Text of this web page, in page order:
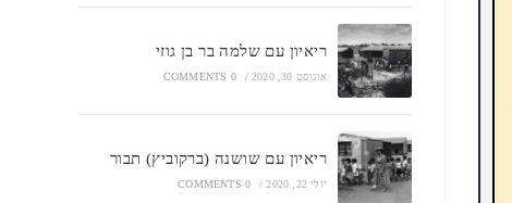
ריאיון עם שלמה בר בן גוזי
אוגוסט 30, 2020 /
0 COMMENTS
ריאיון עם שושנה (ברקוביץ) תבור
יולי 22, 2020 /
0 COMMENTS